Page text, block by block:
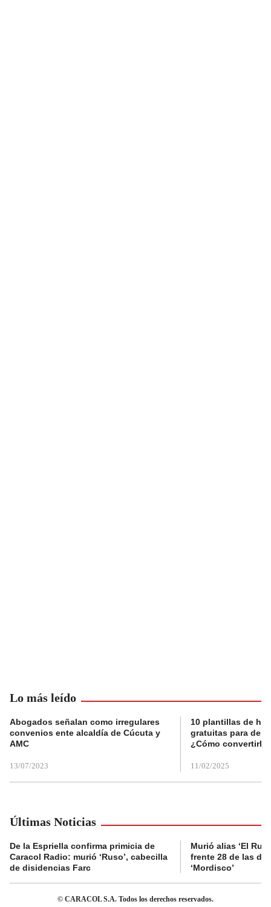
Lo más leído
Abogados señalan como irregulares
convenios ente alcaldía de Cúcuta y
AMC
13/07/2023
10 plantillas de
gratuitas para
¿Cómo convertirla
11/02/2025
Últimas Noticias
De la Espriella confirma primicia de
Caracol Radio: murió ‘Ruso’, cabecilla
de disidencias Farc
Murió alias ‘El
frente 28 de las
‘Mordisco’
© CARACOL S.A. Todos los derechos reservados.